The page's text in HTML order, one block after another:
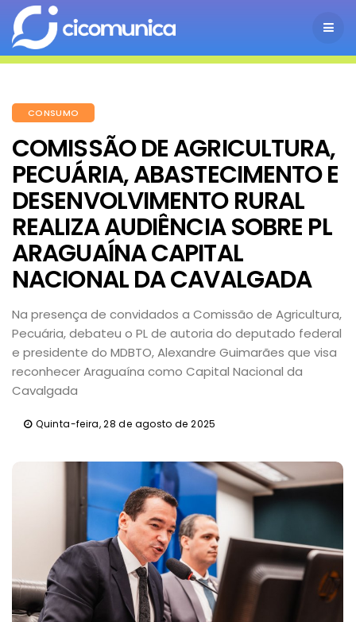
CONSUMO
COMISSÃO DE AGRICULTURA,
PECUÁRIA, ABASTECIMENTO E
DESENVOLVIMENTO RURAL
REALIZA AUDIÊNCIA SOBRE PL
ARAGUAÍNA CAPITAL
NACIONAL DA CAVALGADA
Na presença de convidados a Comissão de Agricultura,
Pecuária, debateu o PL de autoria do deputado federal
e presidente do MDBTO, Alexandre Guimarães que visa
reconhecer Araguaína como Capital Nacional da
Cavalgada
Quinta-feira, 28 de agosto de 2025